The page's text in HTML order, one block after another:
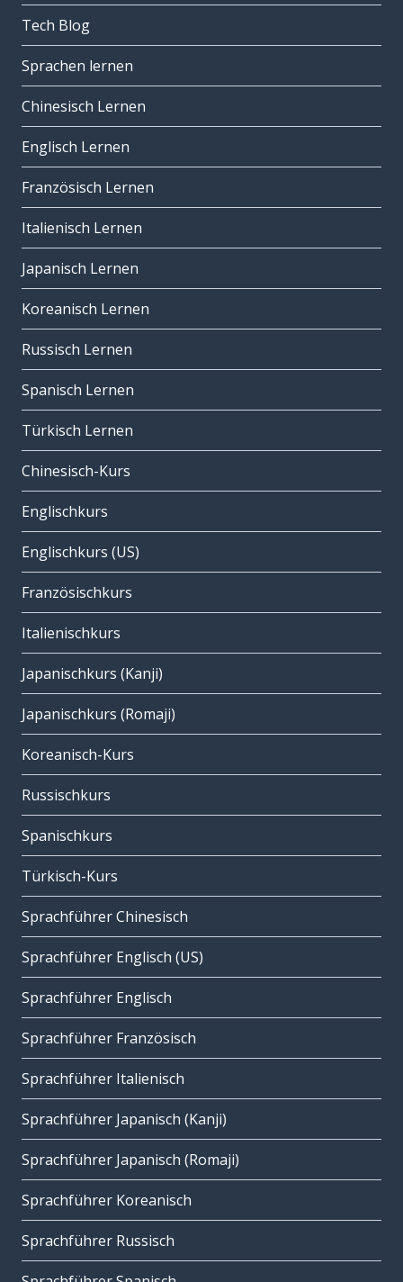
Tech Blog
Sprachen lernen
Chinesisch Lernen
Englisch Lernen
Französisch Lernen
Italienisch Lernen
Japanisch Lernen
Koreanisch Lernen
Russisch Lernen
Spanisch Lernen
Türkisch Lernen
Chinesisch-Kurs
Englischkurs
Englischkurs (US)
Französischkurs
Italienischkurs
Japanischkurs (Kanji)
Japanischkurs (Romaji)
Koreanisch-Kurs
Russischkurs
Spanischkurs
Türkisch-Kurs
Sprachführer Chinesisch
Sprachführer Englisch (US)
Sprachführer Englisch
Sprachführer Französisch
Sprachführer Italienisch
Sprachführer Japanisch (Kanji)
Sprachführer Japanisch (Romaji)
Sprachführer Koreanisch
Sprachführer Russisch